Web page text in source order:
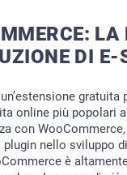
LA
DI E-
gratuita
online più popolari
con
nello sviluppo
è